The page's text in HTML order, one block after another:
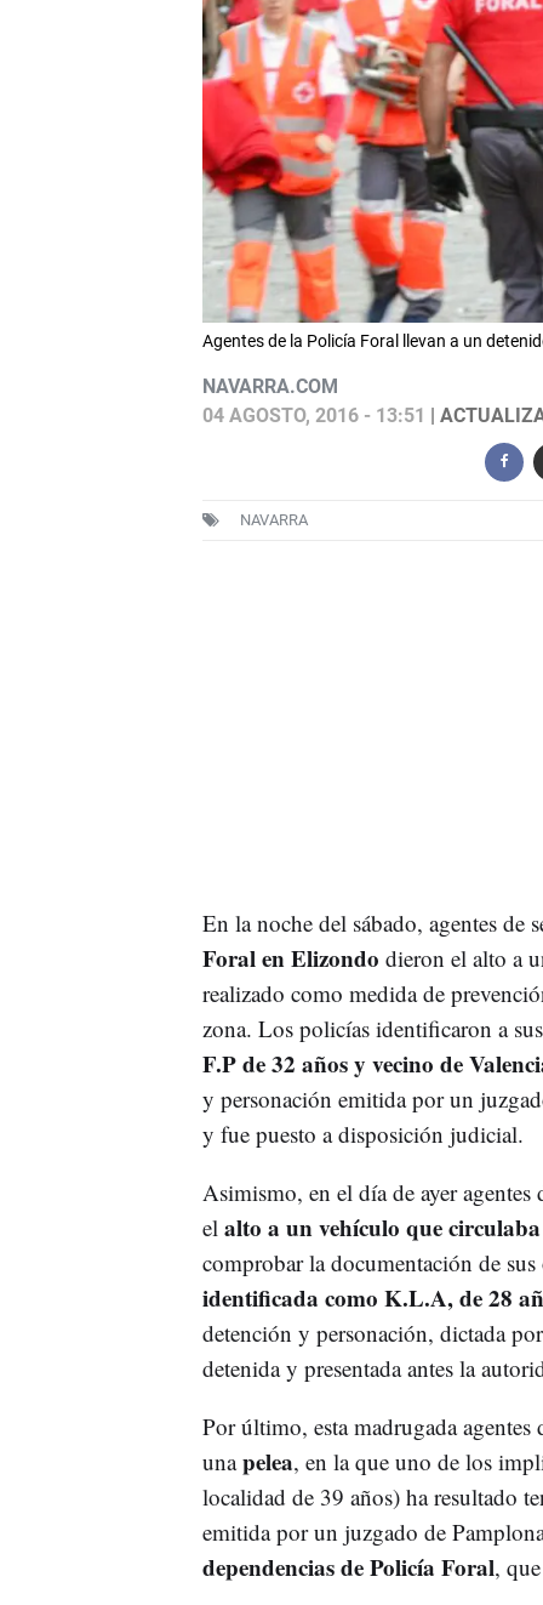
Agentes de la Policía Foral llevan a un
NAVARRA.COM
04 AGOSTO, 2016 - 13:51
|
NAVARRA
En la noche del sábado, agentes de
Foral en Elizondo dieron el alto a
realizado como medida de
zona. Los policías identificaron a
F.P de 32 años y vecino de
y personación emitida por un
y fue puesto a disposición judicial.
Asimismo, en el día de ayer
elalto a un vehículo que
comprobar la documentación de
identificada como K.L.A, de 28
detención y personación, dictada
detenida y presentada antes la
Por último, esta madrugada
unapelea, en la que uno de los
localidad de 39 años) ha resultado
emitida por un juzgado de
dependencias de Policía Foral,